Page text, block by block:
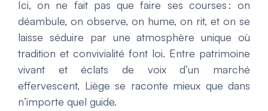
Ici, on ne fait pas que faire ses courses : on
déambule, on observe, on hume, on rit, et on se
laisse séduire par une atmosphère unique où
tradition et convivialité font loi. Entre patrimoine
vivant et éclats de voix d’un marché
effervescent, Liège se raconte mieux que dans
n’importe quel guide.